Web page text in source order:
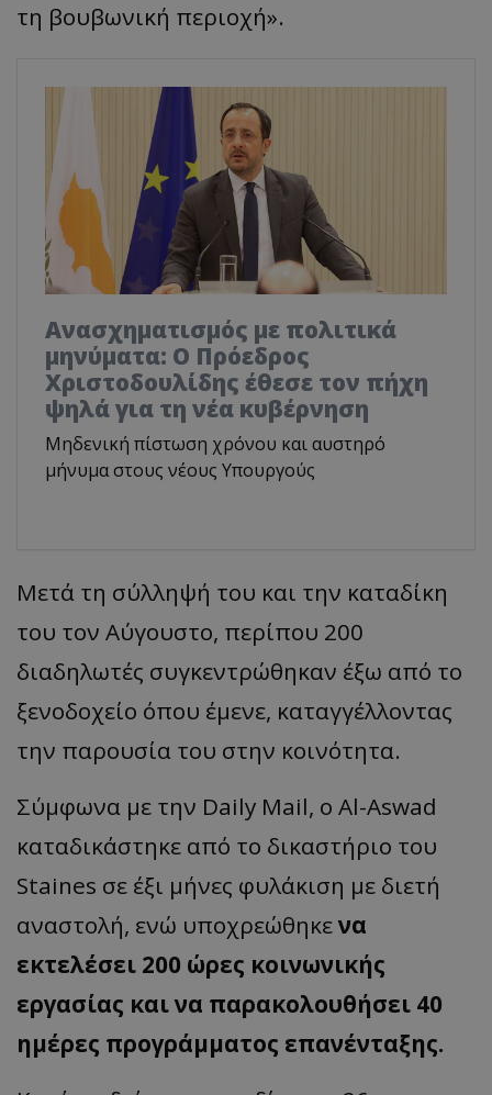
τη βουβωνική περιοχή».
Ανασχηματισμός με πολιτικά
μηνύματα: Ο Πρόεδρος
Χριστοδουλίδης έθεσε τον πήχη
ψηλά για τη νέα κυβέρνηση
Μηδενική πίστωση χρόνου και αυστηρό
μήνυμα στους νέους Υπουργούς
Μετά τη σύλληψή του και την καταδίκη
του τον Αύγουστο, περίπου 200
διαδηλωτές συγκεντρώθηκαν έξω από το
ξενοδοχείο όπου έμενε, καταγγέλλοντας
την παρουσία του στην κοινότητα.
Σύμφωνα με την Daily Mail, ο Al-Aswad
καταδικάστηκε από το δικαστήριο του
Staines σε έξι μήνες φυλάκιση με διετή
αναστολή, ενώ υποχρεώθηκενα
εκτελέσει 200 ώρες κοινωνικής
εργασίας και να παρακολουθήσει 40
ημέρες προγράμματος επανένταξης.